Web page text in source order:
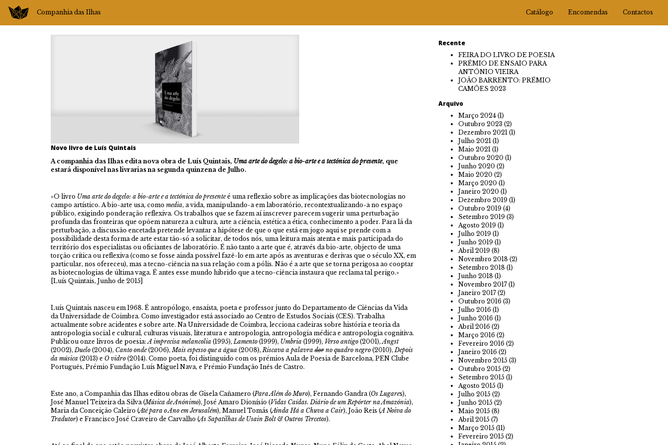
Companhia das Ilhas Catálogo Encomendas Contactos
Novo livro de Luís Quintais
A companhia das Ilhas edita nova obra de Luís Quintais, Uma arte do degelo: a bio-arte e a tectónica do presente, que
estará disponível nas livrarias na segunda quinzena de Julho.
«O livro Uma arte do degelo: a bio-arte e a tectónica do presenteé uma reflexão sobre as implicações das biotecnologias no
campo artístico. A bio-arte usa, como media, a vida, manipulando-a em laboratório, recontextualizando-a no espaço
público, exigindo ponderação reflexiva. Os trabalhos que se fazem aí inscrever parecem sugerir uma perturbação
profunda das fronteiras que opõem natureza a cultura, arte a ciência, estética a ética, conhecimento a poder. Para lá da
perturbação, a discussão encetada pretende levantar a hipótese de que o que está em jogo aqui se prende com a
possibilidade desta forma de arte estar tão-só a solicitar, de todos nós, uma leitura mais atenta e mais participada do
território dos especialistas ou oficiantes de laboratório. É não tanto a arte que é, através da bio-arte, objecto de uma
torção crítica ou reflexiva (como se fosse ainda possível fazê-lo em arte após as aventuras e derivas que o século XX, em
particular, nos ofereceu), mas a tecno-ciência na sua relação com a pólis. Não é a arte que se torna perigosa ao cooptar
as biotecnologias de última vaga. É antes esse mundo híbrido que a tecno-ciência instaura que reclama tal perigo.»
[Luís Quintais, Junho de 2015]
Luís Quintais nasceu em 1968. É antropólogo, ensaísta, poeta e professor junto do Departamento de Ciências da Vida
da Universidade de Coimbra. Como investigador está associado ao Centro de Estudos Sociais (CES). Trabalha
actualmente sobre acidentes e sobre arte. Na Universidade de Coimbra, lecciona cadeiras sobre história e teoria da
antropologia social e cultural, culturas visuais, literatura e antropologia, antropologia médica e antropologia cognitiva.
Publicou onze livros de poesia:A imprecisa melancolia (1995),Lamento (1999), Umbria (1999), Verso antigo (2001),Angst
(2002),Duelo (2004), Canto onde(2006),Mais espesso que a água (2008),Riscava a palavra dor no quadro negro (2010),Depois
da música (2013) e O vidro (2014). Como poeta, foi distinguido com os prémios Aula de Poesia de Barcelona, PEN Clube
Português, Prémio Fundação Luís Miguel Nava, e Prémio Fundação Inês de Castro.
Este ano, a Companhia das Ilhas editou obras de Gisela Cañamero (Para Além do Muro), Fernando Gandra (Os Lugares),
José Manuel Teixeira da Silva (Música de Anónimo), José Amaro Dionísio (Vidas Caídas. Diário de um Repórter na Amazónia),
Maria da Conceição Caleiro (Até para o Ano em Jerusalém), Manuel Tomás (Ainda Há a Chuva a Cair), João Reis (A Noiva do
Tradutor) e Francisco José Craveiro de Carvalho (As Sapatilhas de Usain Bolt & Outros Tercetos).
Recente
FEIRA DO LIVRO DE POESIA
PRÉMIO DE ENSAIO PARA
ANTÓNIO VIEIRA
JOÃO BARRENTO: PRÉMIO
CAMÕES 2023
Arquivo
Março 2024 (1)
Outubro 2023 (2)
Dezembro 2021 (1)
Julho 2021 (1)
Maio 2021 (1)
Outubro 2020 (1)
Junho 2020 (2)
Maio 2020 (2)
Março 2020 (1)
Janeiro 2020 (1)
Dezembro 2019 (1)
Outubro 2019 (4)
Setembro 2019 (3)
Agosto 2019 (1)
Julho 2019 (1)
Junho 2019 (1)
Abril 2019 (8)
Novembro 2018 (2)
Setembro 2018 (1)
Junho 2018 (1)
Novembro 2017 (1)
Janeiro 2017 (2)
Outubro 2016 (3)
Julho 2016 (1)
Junho 2016 (1)
Abril 2016 (2)
Março 2016 (2)
Fevereiro 2016 (2)
Janeiro 2016 (2)
Novembro 2015 (3)
Outubro 2015 (2)
Setembro 2015 (1)
Agosto 2015 (1)
Julho 2015 (2)
Junho 2015 (2)
Maio 2015 (8)
Abril 2015 (7)
Março 2015 (11)
Fevereiro 2015 (2)